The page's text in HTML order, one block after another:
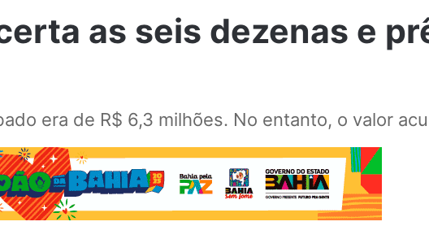
as seis dezenas e
era de R$ 6,3 milhões. No entanto, o valor